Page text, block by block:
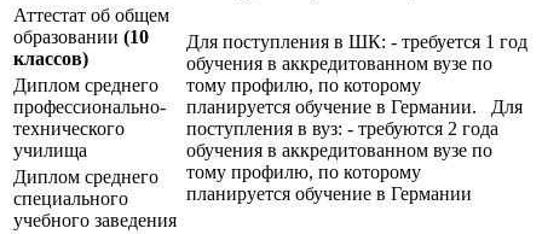
Аттестат об общем
образовании (10
классов)
Для поступления в ШК: - требуется 1 год
обучения в аккредитованном вузе по
тому профилю, по которому
планируется обучение в Германии. Для
поступления в вуз: - требуются 2 года
обучения в аккредитованном вузе по
тому профилю, по которому
планируется обучение в Германии
Диплом среднего
профессионально-
технического
училища
Диплом среднего
специального
учебного заведения